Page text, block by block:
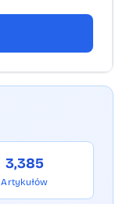
3,385
Artykułów